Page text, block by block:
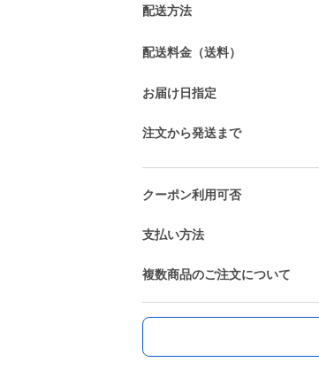
配送方法
配送料金（送料）
お届け日指定
注文から発送まで
クーポン利用可否
支払い方法
複数商品のご注文について